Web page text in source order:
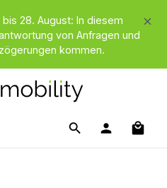
28. August: In diesem
von Anfragen und
kommen.